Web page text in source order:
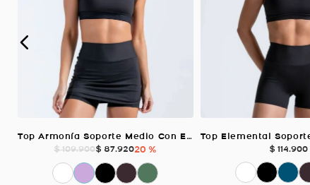
Top Armonía Soporte Medio Con Elástico, Color Negro Para Mujer
$ 109.900$ 87.92020 %
$ 114.900